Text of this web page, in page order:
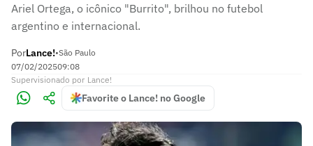
Ariel Ortega, o icônico "Burrito", brilhou no futebol
argentino e internacional.
PorLance!•São Paulo
07/02/202509:08
Supervisionado por Lance!
Favorite o Lance! no Google